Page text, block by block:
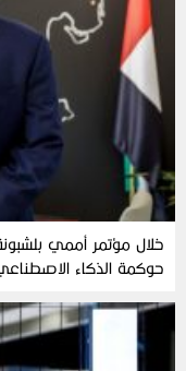
خلال مؤتمر أممي
حوكمة الذكاء